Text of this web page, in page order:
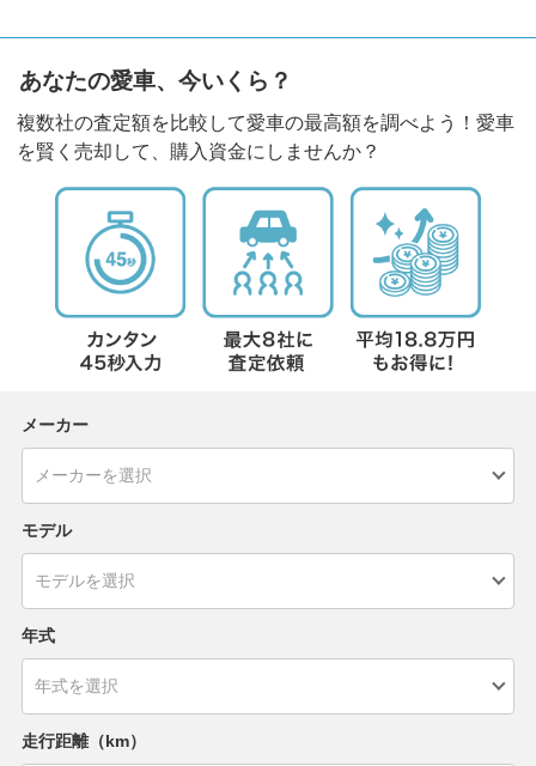
あなたの愛車、今いくら？
複数社の査定額を比較して愛車の最高額を調べよう！愛車
を賢く売却して、購入資金にしませんか？
メーカー
モデル
年式
走行距離（km）